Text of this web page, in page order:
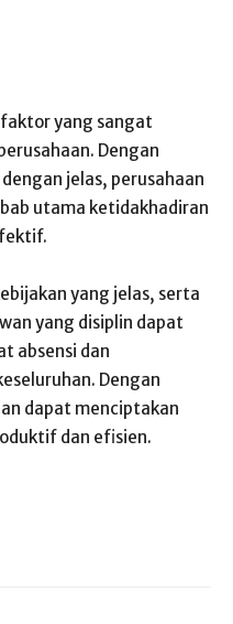
yang sangat
Dengan
jelas, perusahaan
utama ketidakhadiran
yang jelas, serta
yang disiplin dapat
absensi dan
Dengan
dapat menciptakan
dan efisien.